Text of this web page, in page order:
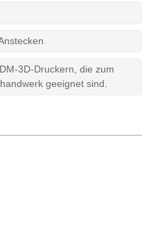
3D-Druckern, die zum
geeignet sind.